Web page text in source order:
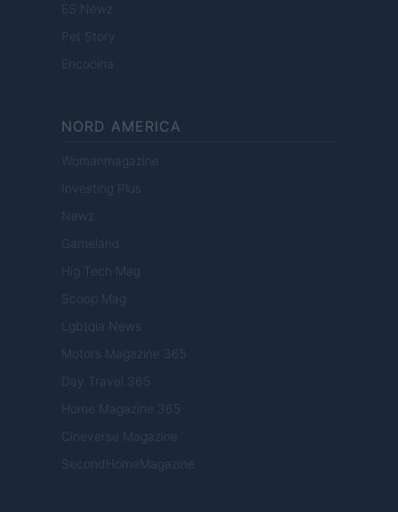
ES Newz
Pet Story
Encocina
NORD AMERICA
Womanmagazine
Investing Plus
Newz
Gameland
Hig Tech Mag
Scoop Mag
Lgbtqia News
Motors Magazine 365
Day Travel 365
Home Magazine 365
Cineverse Magazine
SecondHomeMagazine